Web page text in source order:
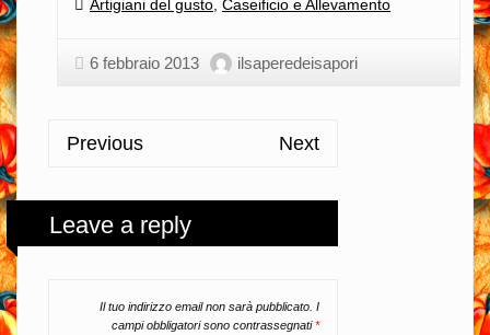
Categories:
Artigiani del gusto Caseificio e Allevamento
6 febbraio 2013 ilsaperedeisapori
Previous Next
Leave a reply
Il tuo indirizzo email non sarà pubblicato. I
campi obbligatori sono contrassegnati*